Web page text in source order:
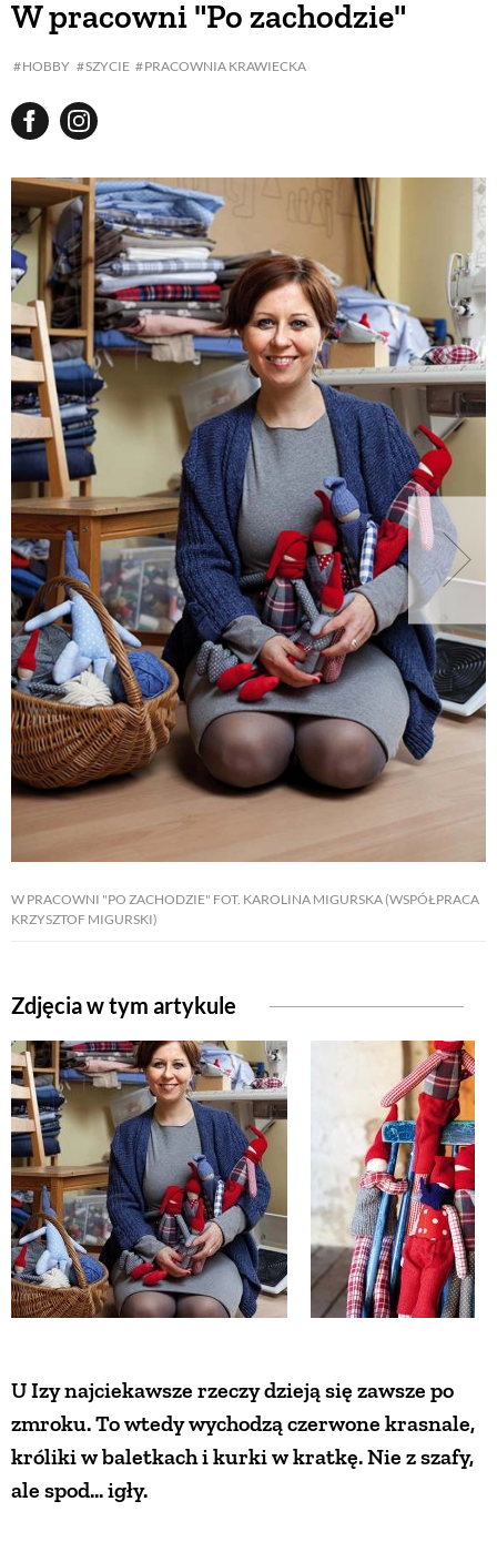
W pracowni "Po zachodzie"
HOBBY SZYCIE PRACOWNIA KRAWIECKA
W PRACOWNI "PO ZACHODZIE" FOT. KAROLINA MIGURSKA (WSPÓŁPRACA
KRZYSZTOF MIGURSKI)
Zdjęcia w tym artykule
U Izy najciekawsze rzeczy dzieją się zawsze po
zmroku. To wtedy wychodzą czerwone krasnale,
króliki w baletkach i kurki w kratkę. Nie z szafy,
ale spod... igły.
BUDUJEMY DOM
WARZYWA I OWOCE
ROŚLINY OGRODOWE
PORADY
ZIELEŃ W DOMU
PROJEKTOWANIE OGRODU
NATURALNIE
URODA
NATURALNA APTECZKA
DLA DOMU
PRZYRODA
ZWIERZĘTA W NATURZE
GRZYBY
KRAJOBRAZ
RĘKODZIEŁO
RZEMIOSŁO
ZWYCZAJE
ZRÓB TO SAM